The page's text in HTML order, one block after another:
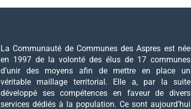
La Communauté de Communes des Aspres est née
en 1997 de la volonté des élus de 17 communes
d’unir des moyens afin de mettre en place un
véritable maillage territorial. Elle a, par la suite
développé ses compétences en faveur de divers
services dédiés à la population. Ce sont aujourd’hui